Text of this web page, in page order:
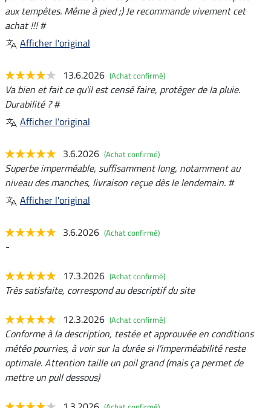
aux tempêtes. Même à pied ;) Je recommande vivement cet
achat !!! #
Afficher l'original
13.6.2026 (Achat confirmé)
Va bien et fait ce qu'il est censé faire, protéger de la pluie.
Durabilité ? #
Afficher l'original
3.6.2026 (Achat confirmé)
Superbe imperméable, suffisamment long, notamment au
niveau des manches, livraison reçue dès le lendemain. #
Afficher l'original
3.6.2026 (Achat confirmé)
-
17.3.2026 (Achat confirmé)
Très satisfaite, correspond au descriptif du site
12.3.2026 (Achat confirmé)
Conforme à la description, testée et approuvée en conditions
météo pourries, à voir sur la durée si l'imperméabilité reste
optimale. Attention taille un poil grand (mais ça permet de
mettre un pull dessous)